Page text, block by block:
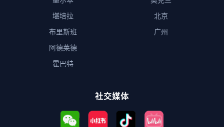
堪培拉
布里斯班
阿德莱德
霍巴特
北京
广州
社交媒体